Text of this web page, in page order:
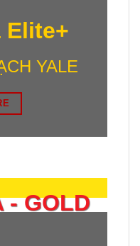
Elite+
YALE
- GOLD